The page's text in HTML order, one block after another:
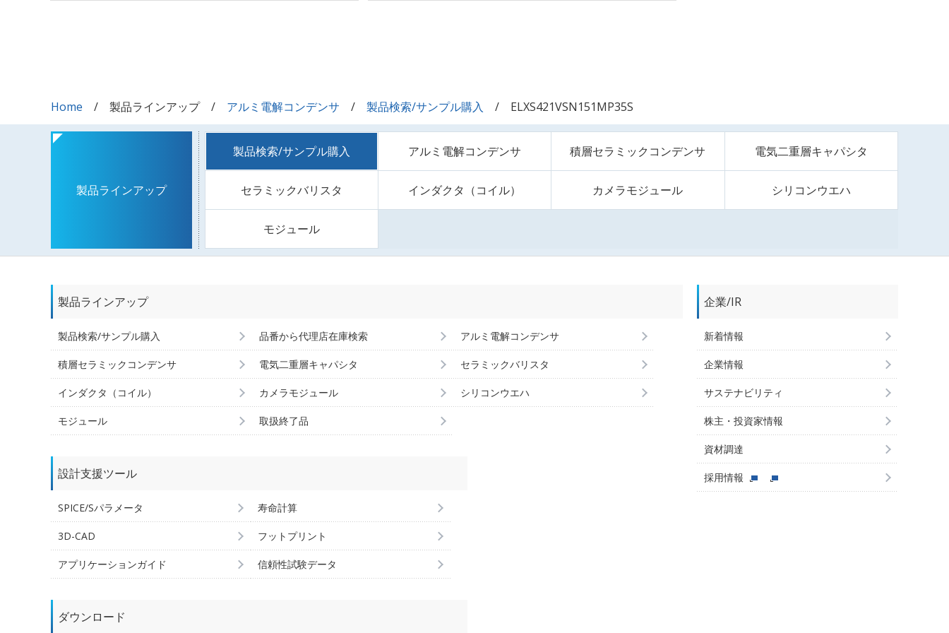
Home 製品ラインアップ アルミ電解コンデンサ 製品検索/サンプル購入 ELXS421VSN151MP35S
製品ラインアップ
製品検索/サンプル購入 アルミ電解コンデンサ 積層セラミックコンデンサ 電気二重層キャパシタ
セラミックバリスタ インダクタ（コイル） カメラモジュール シリコンウエハ
モジュール
製品ラインアップ
製品検索/サンプル購入 品番から代理店在庫検索 アルミ電解コンデンサ
積層セラミックコンデンサ 電気二重層キャパシタ セラミックバリスタ
インダクタ（コイル） カメラモジュール シリコンウエハ
モジュール 取扱終了品
設計支援ツール
SPICE/Sパラメータ 寿命計算
3D-CAD フットプリント
アプリケーションガイド 信頼性試験データ
ダウンロード
企業/IR
新着情報
企業情報
サステナビリティ
株主・投資家情報
資材調達
採用情報